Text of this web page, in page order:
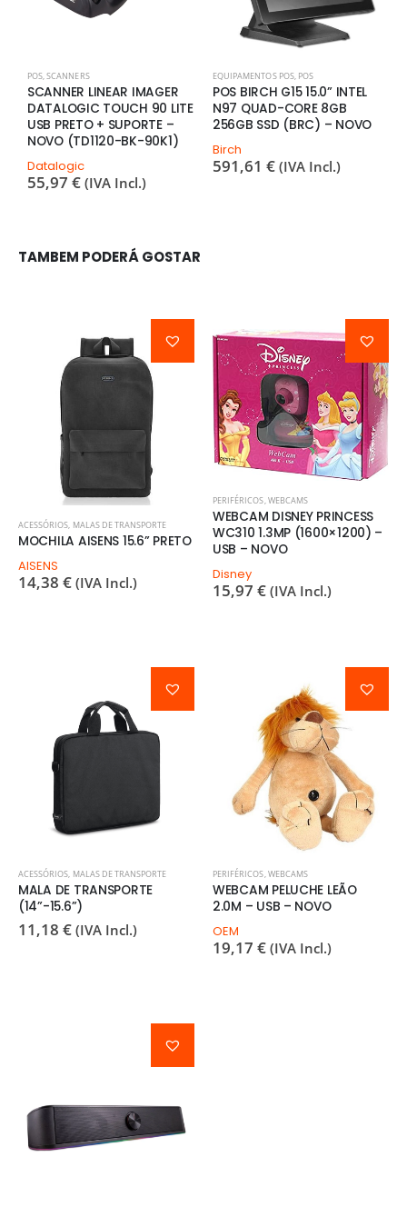
POS,SCANNERS
SCANNER LINEAR IMAGER
DATALOGIC TOUCH 90 LITE
USB PRETO + SUPORTE –
NOVO (TD1120-BK-90K1)
Datalogic
55,97 € (IVA Incl.)
EQUIPAMENTOS POS, POS
POS BIRCH G15 15.0” INTEL
N97 QUAD-CORE 8GB
256GB SSD (BRC) – NOVO
Birch
591,61 € (IVA Incl.)
TAMBEM PODERÁ GOSTAR
ACESSÓRIOS, MALAS DE TRANSPORTE
MOCHILA AISENS 15.6” PRETO
AISENS
14,38 € (IVA Incl.)
PERIFÉRICOS,WEBCAMS
WEBCAM DISNEY PRINCESS
WC310 1.3MP (1600×1200) –
USB – NOVO
Disney
15,97 € (IVA Incl.)
ACESSÓRIOS MALAS DE TRANSPORTE
MALA DE TRANSPORTE
(14”-15.6”)
11,18 € (IVA Incl.)
PERIFÉRICOS WEBCAMS
WEBCAM PELUCHE LEÃO
2.0M – USB – NOVO
OEM
19,17 € (IVA Incl.)